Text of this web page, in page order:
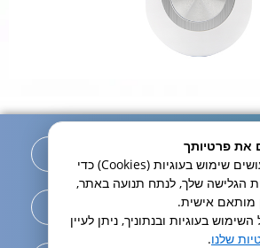
את פרטיותך
באתר זה אנו עושים שימוש בעוגיות (Cookies) כדי
הגלישה שלך, לנתח תנועה באתר,
מותאם אישית.
בעוגיות ובנתוניך, ניתן לעיין
שלנו.